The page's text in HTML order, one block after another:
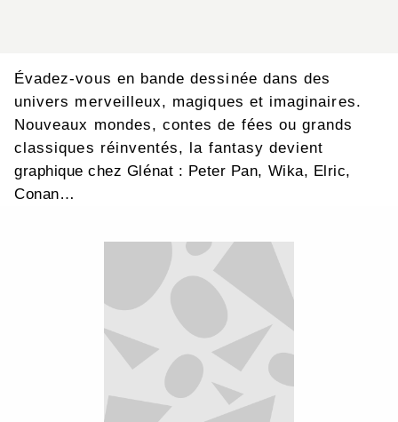
Évadez-vous en bande dessinée dans des
univers merveilleux, magiques et imaginaires.
Nouveaux mondes, contes de fées ou grands
classiques réinventés, la fantasy devient
graphique chez Glénat : Peter Pan, Wika, Elric,
Conan…